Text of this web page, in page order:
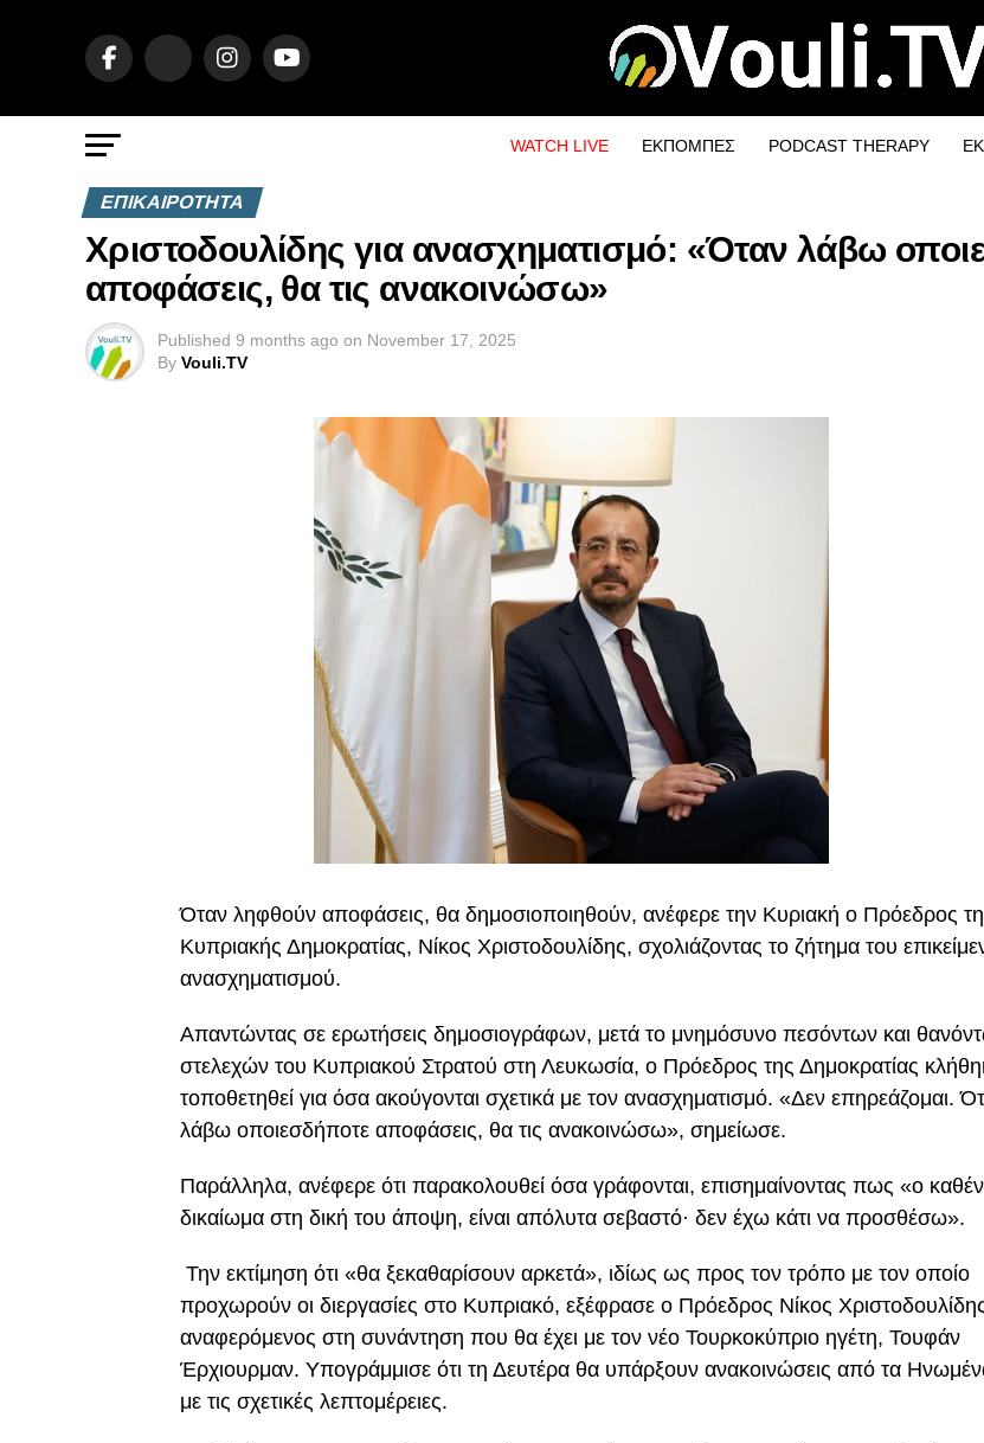
WATCH LIVE ΕΚΠΟΜΠΕΣ PODCAST THERAPY
ΕΠΙΚΑΙΡΟΤΗΤΑ
Χριστοδουλίδης για ανασχηματισμό: «Όταν λάβω
αποφάσεις, θα τις ανακοινώσω»
Published 9 months ago on November 17, 2025
By Vouli.TV
Όταν ληφθούν αποφάσεις, θα δημοσιοποιηθούν, ανέφερε την Κυριακή ο Πρόεδρος
Κυπριακής Δημοκρατίας, Νίκος Χριστοδουλίδης, σχολιάζοντας το ζήτημα του
ανασχηματισμού.
Απαντώντας σε ερωτήσεις δημοσιογράφων, μετά το μνημόσυνο πεσόντων και
στελεχών του Κυπριακού Στρατού στη Λευκωσία, ο Πρόεδρος της Δημοκρατίας
τοποθετηθεί για όσα ακούγονται σχετικά με τον ανασχηματισμό. «Δεν επηρεάζομαι.
λάβω οποιεσδήποτε αποφάσεις, θα τις ανακοινώσω», σημείωσε.
Παράλληλα, ανέφερε ότι παρακολουθεί όσα γράφονται, επισημαίνοντας πως «ο
δικαίωμα στη δική του άποψη, είναι απόλυτα σεβαστό· δεν έχω κάτι να προσθέσω».
Την εκτίμηση ότι «θα ξεκαθαρίσουν αρκετά», ιδίως ως προς τον τρόπο με τον οποίο
προχωρούν οι διεργασίες στο Κυπριακό, εξέφρασε ο Πρόεδρος Νίκος
αναφερόμενος στη συνάντηση που θα έχει με τον νέο Τουρκοκύπριο ηγέτη, Τουφάν
Έρχιουρμαν. Υπογράμμισε ότι τη Δευτέρα θα υπάρξουν ανακοινώσεις από τα
με τις σχετικές λεπτομέρειες.